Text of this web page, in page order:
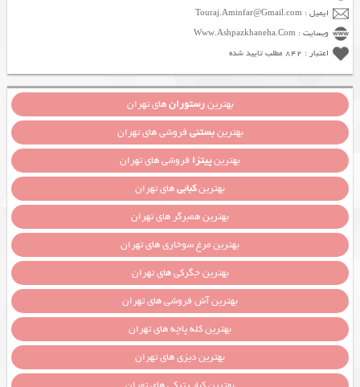
ایمیل : Touraj.Aminfar@Gmail.com
وبسایت : Www.Ashpazkhaneha.Com
اعتبار : 842 مطلب تایید شده
بهترینرستورانهای تهران
بهترینبستنی فروشی های تهران
بهترینپیتزا فروشی های تهران
بهترینکبابیهای تهران
بهترین همبرگر های تهران
بهترین مرغ سوخاری های تهران
بهترین جگرکی های تهران
بهترین آش فروشی های تهران
بهترین کله پاچه های تهران
بهترین دیزی های تهران